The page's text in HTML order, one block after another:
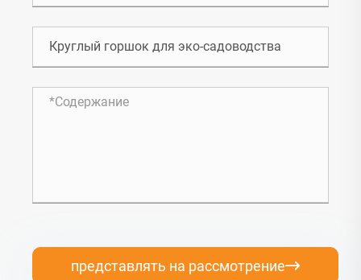
представлять на рассмотрение